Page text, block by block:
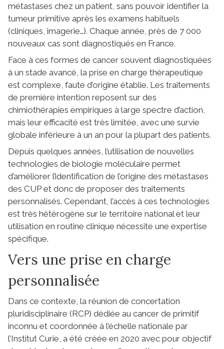
métastases chez un patient, sans pouvoir identifier la
tumeur primitive après les examens habituels
(cliniques, imagerie…). Chaque année, près de 7 000
nouveaux cas sont diagnostiqués en France.
Face à ces formes de cancer souvent diagnostiquées
à un stade avancé, la prise en charge thérapeutique
est complexe, faute d’origine établie. Les traitements
de première intention reposent sur des
chimiothérapies empiriques à large spectre d’action,
mais leur efficacité est très limitée, avec une survie
globale inférieure à un an pour la plupart des patients.
Depuis quelques années, l’utilisation de nouvelles
technologies de biologie moléculaire permet
d’améliorer l’identification de l’origine des métastases
des CUP et donc de proposer des traitements
personnalisés. Cependant, l’accès à ces technologies
est très hétérogène sur le territoire national et leur
utilisation en routine clinique nécessite une expertise
spécifique.
Vers une prise en charge
personnalisée
Dans ce contexte, la réunion de concertation
pluridisciplinaire (RCP) dédiée au cancer de primitif
inconnu et coordonnée à l’échelle nationale par
l’Institut Curie, a été créée en 2020 avec pour objectif